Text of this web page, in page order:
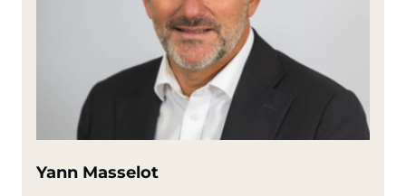
Yann Masselot